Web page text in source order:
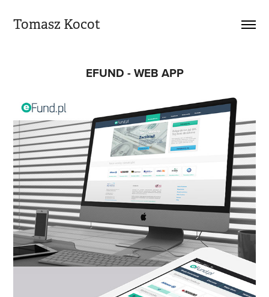
Tomasz Kocot
EFUND - WEB APP